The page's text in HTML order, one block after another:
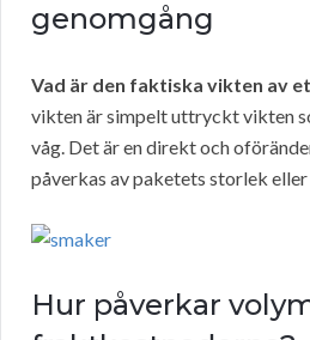
genomgång
Vad är den faktiska vikten av
vikten är simpelt uttryckt vikten
våg. Det är en direkt och
påverkas av paketets storlek
Hur påverkar